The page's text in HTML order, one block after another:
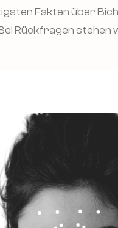
Fakten über
Rückfragen stehen